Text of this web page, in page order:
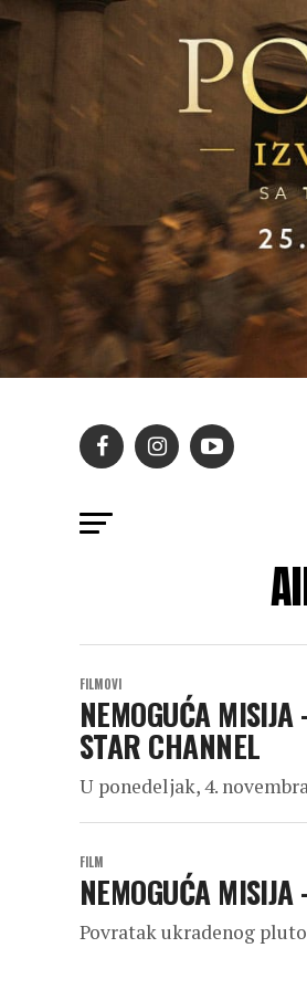
FILMOVI
NEMOGUĆA
STAR CHANNEL
U ponedeljak, 4.
FILM
NEMOGUĆA
Povratak ukradenog